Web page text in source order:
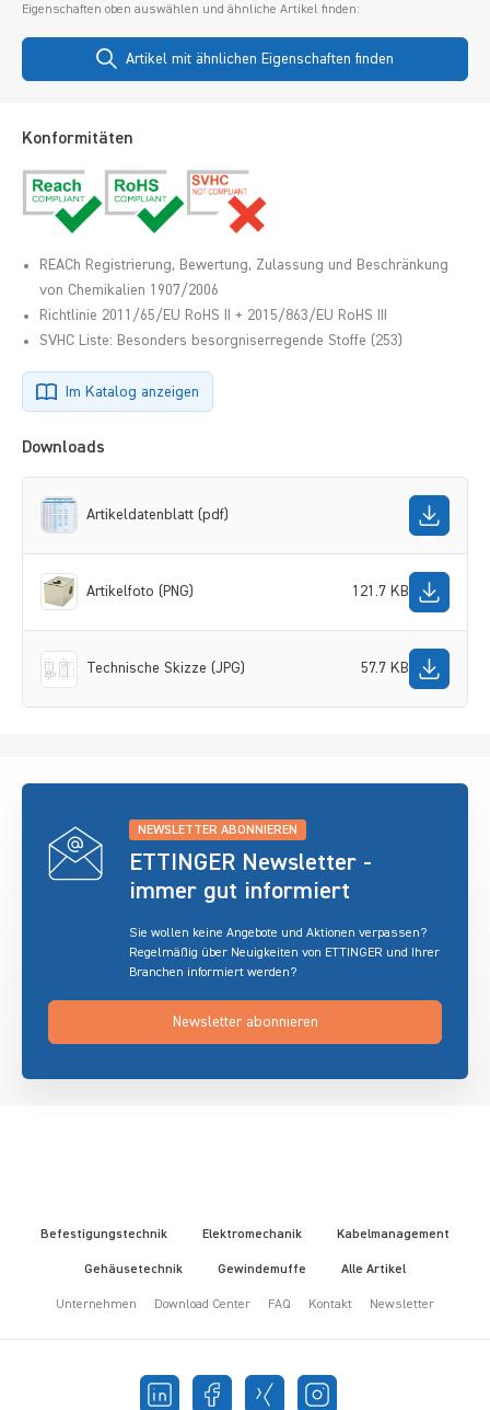
Eigenschaften oben auswählen und ähnliche Artikel finden:
Artikel mit ähnlichen Eigenschaften finden
Konformitäten
REACh Registrierung, Bewertung, Zulassung und Beschränkung
von Chemikalien 1907/2006
Richtlinie 2011/65/EU RoHS II + 2015/863/EU RoHS III
SVHC Liste: Besonders besorgniserregende Stoffe (253)
Im Katalog anzeigen
Downloads
Artikeldatenblatt (pdf)
Artikelfoto (PNG) 121.7 KB
Technische Skizze (JPG) 57.7 KB
NEWSLETTER ABONNIEREN
ETTINGER Newsletter -
immer gut informiert
Sie wollen keine Angebote und Aktionen verpassen?
Regelmäßig über Neuigkeiten von ETTINGER und Ihrer
Branchen informiert werden?
Newsletter abonnieren
Befestigungstechnik Elektromechanik Kabelmanagement
Gehäusetechnik Gewindemuffe Alle Artikel
Unternehmen Download Center FAQ Kontakt Newsletter